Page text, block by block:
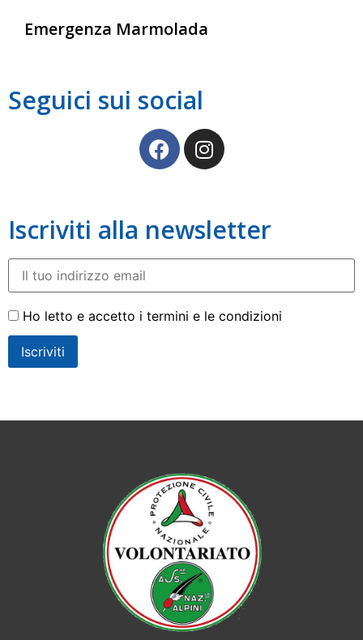
Emergenza Marmolada
Seguici sui social
Iscriviti alla newsletter
Ho letto e accetto i termini e le condizioni